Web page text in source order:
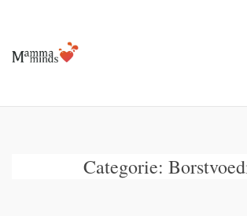
de
inhoud
Categorie: